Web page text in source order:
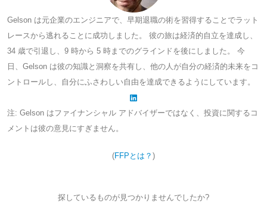
Gelson は元企業のエンジニアで、早期退職の術を習得することでラット
レースから逃れることに成功しました。 彼の旅は経済的自立を達成し、
34 歳で引退し、9 時から 5 時までのグラインドを後にしました。 今
日、Gelson は彼の知識と洞察を共有し、他の人が自分の経済的未来をコ
ントロールし、自分にふさわしい自由を達成できるようにしています。
注: Gelson はファイナンシャル アドバイザーではなく、投資に関するコ
メントは彼の意見にすぎません。
(FFPとは？ )
探しているものが見つかりませんでしたか?